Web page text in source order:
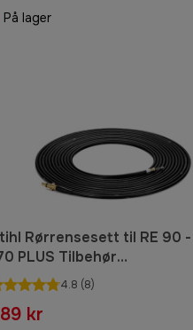
På lager
Rørrensesett til RE 90 -
PLUS Tilbehør
4.8 (8)
kr